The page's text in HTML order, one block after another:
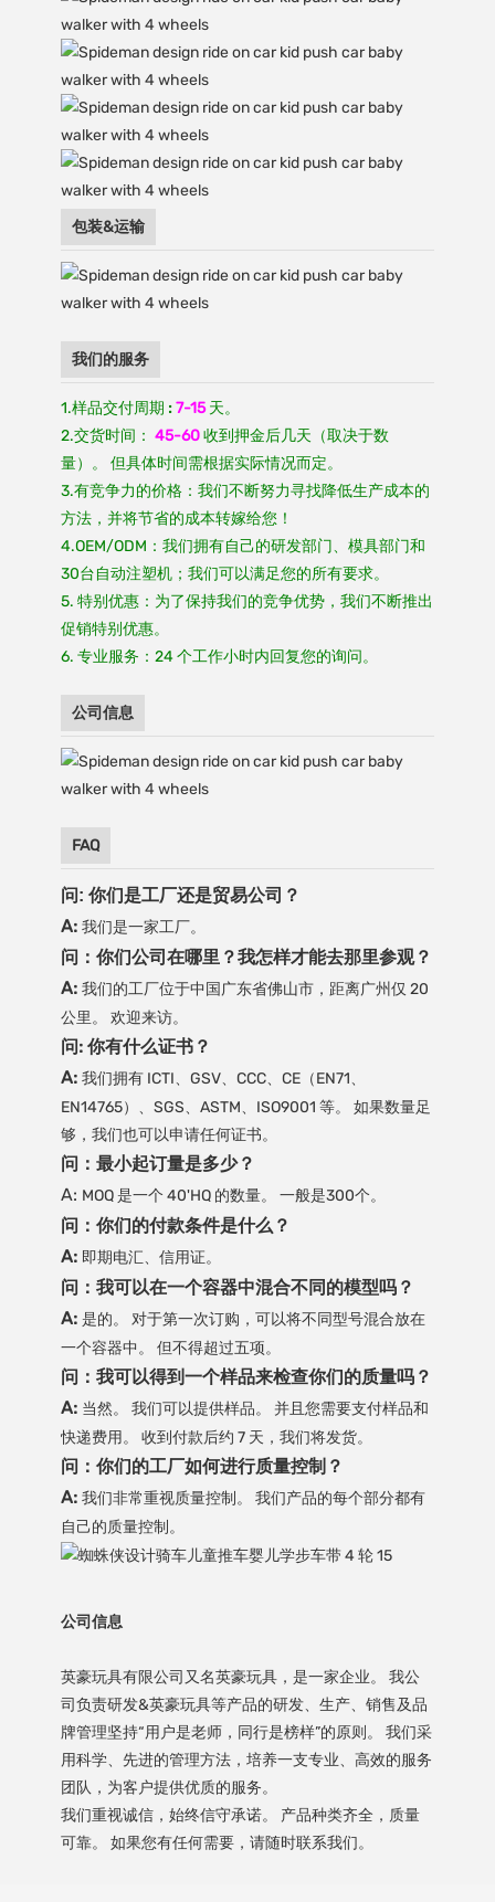
包装&运输
我们的服务
1.样品交付周期 :7-15天。
2.交货时间： 45-60收到押金后几天（取决于数
量）。 但具体时间需根据实际情况而定。
3.有竞争力的价格：我们不断努力寻找降低生产成本的
方法，并将节省的成本转嫁给您！
4.OEM/ODM：我们拥有自己的研发部门、模具部门和
30台自动注塑机；我们可以满足您的所有要求。
5. 特别优惠：为了保持我们的竞争优势，我们不断推出
促销特别优惠。
6. 专业服务：24 个工作小时内回复您的询问。
公司信息
FAQ
问: 你们是工厂还是贸易公司？
A: 我们是一家工厂。
问：你们公司在哪里？我怎样才能去那里参观？
A: 我们的工厂位于中国广东省佛山市，距离广州仅 20
公里。 欢迎来访。
问: 你有什么证书？
A: 我们拥有 ICTI、GSV、CCC、CE（EN71、
EN14765）、SGS、ASTM、ISO9001 等。 如果数量足
够，我们也可以申请任何证书。
问：最小起订量是多少？
A: MOQ 是一个 40'HQ 的数量。 一般是300个。
问：你们的付款条件是什么？
A: 即期电汇、信用证。
问：我可以在一个容器中混合不同的模型吗？
A: 是的。 对于第一次订购，可以将不同型号混合放在
一个容器中。 但不得超过五项。
问：我可以得到一个样品来检查你们的质量吗？
A: 当然。 我们可以提供样品。 并且您需要支付样品和
快递费用。 收到付款后约 7 天，我们将发货。
问：你们的工厂如何进行质量控制？
A: 我们非常重视质量控制。 我们产品的每个部分都有
自己的质量控制。
公司信息
英豪玩具有限公司又名英豪玩具，是一家企业。 我公
司负责研发&英豪玩具等产品的研发、生产、销售及品
牌管理坚持“用户是老师，同行是榜样”的原则。 我们采
用科学、先进的管理方法，培养一支专业、高效的服务
团队，为客户提供优质的服务。
我们重视诚信，始终信守承诺。 产品种类齐全，质量
可靠。 如果您有任何需要，请随时联系我们。